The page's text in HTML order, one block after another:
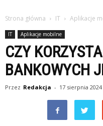
Strona główna IT Aplikacje
IT Aplikacje mobilne
CZY
BANKOWYCH
Przez Redakcja - 17 sierpnia 2024